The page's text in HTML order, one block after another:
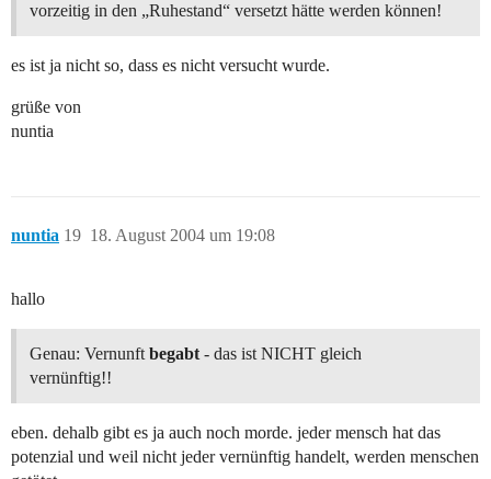
vorzeitig in den „Ruhestand“ versetzt hätte werden können!
es ist ja nicht so, dass es nicht versucht wurde.
grüße von
nuntia
nuntia 18. August 2004 um 19:08
19
hallo
Genau: Vernunft begabt - das ist NICHT gleich
vernünftig!!
eben. dehalb gibt es ja auch noch morde. jeder mensch hat das
potenzial und weil nicht jeder vernünftig handelt, werden menschen